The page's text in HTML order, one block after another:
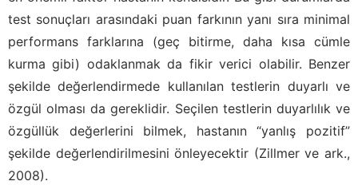
test sonuçları arasındaki puan farkının yanı sıra minimal
performans farklarına (geç bitirme, daha kısa cümle
kurma gibi) odaklanmak da fikir verici olabilir. Benzer
şekilde değerlendirmede kullanılan testlerin duyarlı ve
özgül olması da gereklidir. Seçilen testlerin duyarlılık ve
özgüllük değerlerini bilmek, hastanın “yanlış pozitif”
şekilde değerlendirilmesini önleyecektir (Zillmer ve ark.,
2008).